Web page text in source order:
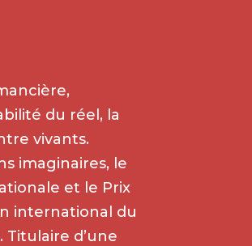
du réel, la
vivants.
imaginaires, le
et le Prix
international du
Titulaire d’une